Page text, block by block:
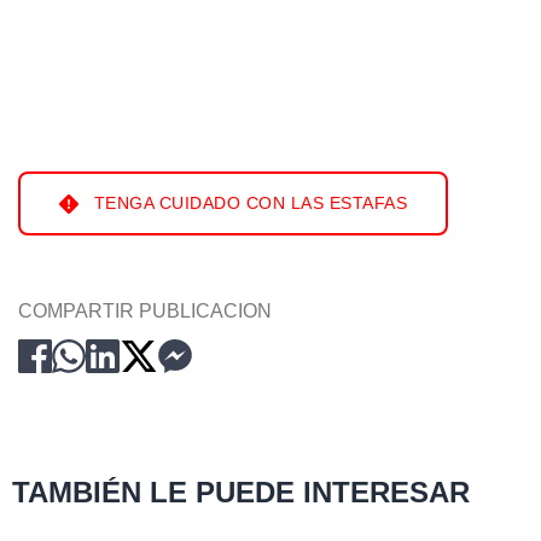
TENGA CUIDADO CON LAS ESTAFAS
COMPARTIR PUBLICACION
TAMBIÉN LE PUEDE INTERESAR